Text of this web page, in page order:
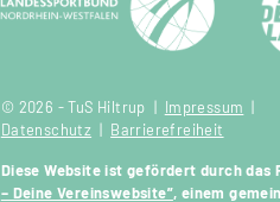
© 2026 - TuS Hiltrup | Impressum |
Datenschutz | Barrierefreiheit
Diese Website ist gefördert durch
– Deine Vereinswebsite”, einem